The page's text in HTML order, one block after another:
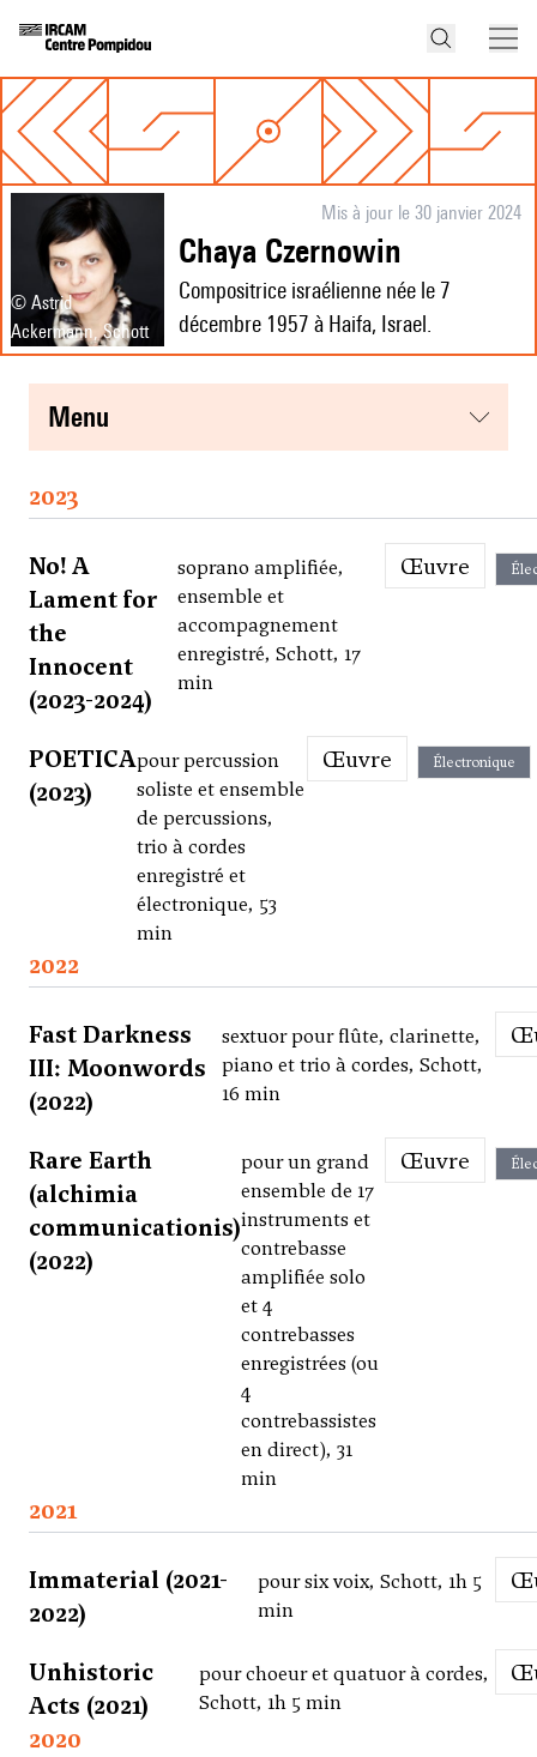
© Astrid
Ackermann, Schott
Mis à jour le 30 janvier 2024
Chaya Czernowin
Compositrice israélienne née le 7
décembre 1957 à Haifa, Israel.
menu
2023
No! A
Lament for
the
Innocent
(2023-2024)
soprano amplifiée,
ensemble et
accompagnement
enregistré, Schott, 17
min
Œuvre
POETICA
(2023)
pour percussion
soliste et ensemble
de percussions,
trio à cordes
enregistré et
électronique, 53
min
Œuvre Électronique
2022
Fast Darkness
III: Moonwords
(2022)
sextuor pour flûte, clarinette,
piano et trio à cordes, Schott,
16 min
Rare Earth
(alchimia
communicationis)
(2022)
pour un grand
ensemble de 17
instruments et
contrebasse
amplifiée solo
et 4
contrebasses
enregistrées (ou
4
contrebassistes
en direct), 31
min
Œuvre
2021
Immaterial (2021-
2022)
pour six voix, Schott, 1h 5
min
Unhistoric
Acts (2021)
pour choeur et quatuor à cordes,
Schott, 1h 5 min
2020